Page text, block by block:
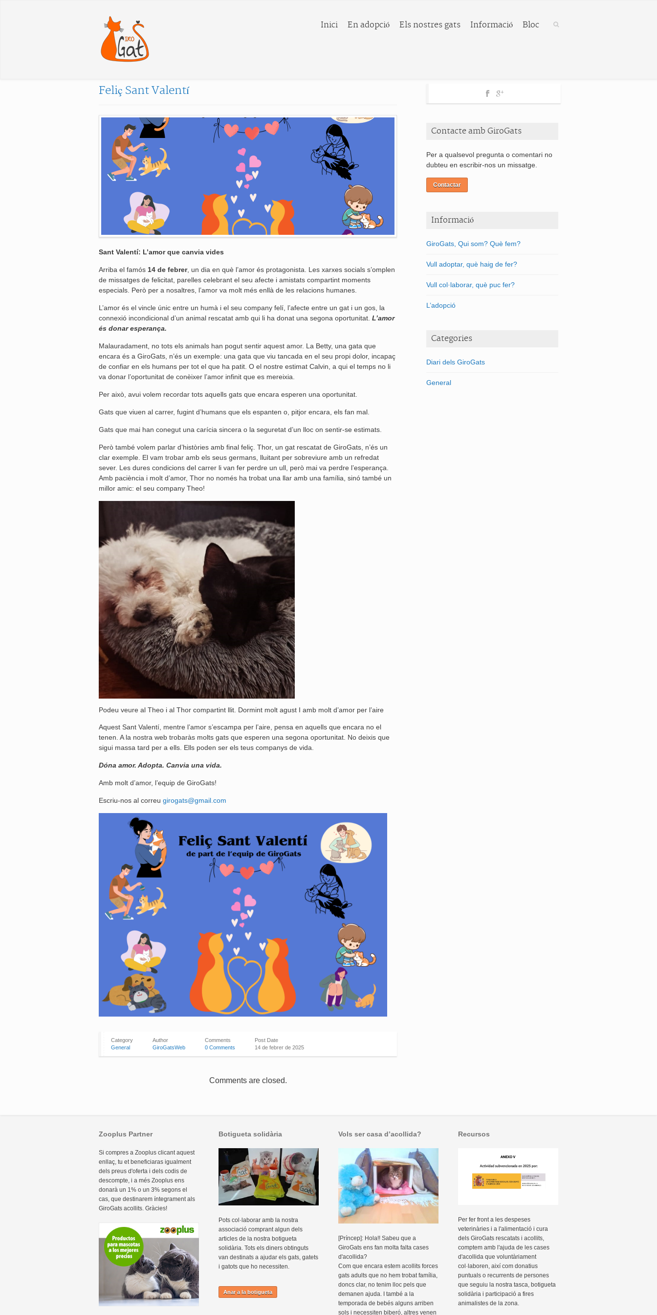
Inici En adopció Els nostres gats Informació Bloc
Feliç Sant Valentí
Sant Valentí: L’amor que canvia vides
Arriba el famós 14 de febrer, un dia en què l’amor és protagonista. Les xarxes socials s’omplen
de missatges de felicitat, parelles celebrant el seu afecte i amistats compartint moments
especials. Però per a nosaltres, l’amor va molt més enllà de les relacions humanes.
L’amor és el vincle únic entre un humà i el seu company felí, l’afecte entre un gat i un gos, la
connexió incondicional d’un animal rescatat amb qui li ha donat una segona oportunitat. L’amor
és donar esperança.
Malauradament, no tots els animals han pogut sentir aquest amor. La Betty, una gata que
encara és a GiroGats, n’és un exemple: una gata que viu tancada en el seu propi dolor, incapaç
de confiar en els humans per tot el que ha patit. O el nostre estimat Calvin, a qui el temps no li
va donar l’oportunitat de conèixer l’amor infinit que es mereixia.
Per això, avui volem recordar tots aquells gats que encara esperen una oportunitat.
Gats que viuen al carrer, fugint d’humans que els espanten o, pitjor encara, els fan mal.
Gats que mai han conegut una carícia sincera o la seguretat d’un lloc on sentir-se estimats.
Però també volem parlar d’històries amb final feliç. Thor, un gat rescatat de GiroGats, n’és un
clar exemple. El vam trobar amb els seus germans, lluitant per sobreviure amb un refredat
sever. Les dures condicions del carrer li van fer perdre un ull, però mai va perdre l’esperança.
Amb paciència i molt d’amor, Thor no només ha trobat una llar amb una família, sinó també un
millor amic: el seu company Theo!
Podeu veure al Theo i al Thor compartint llit. Dormint molt agust I amb molt d’amor per l’aire
Aquest Sant Valentí, mentre l’amor s’escampa per l’aire, pensa en aquells que encara no el
tenen. A la nostra web trobaràs molts gats que esperen una segona oportunitat. No deixis que
sigui massa tard per a ells. Ells poden ser els teus companys de vida.
Dóna amor. Adopta. Canvia una vida.
Amb molt d’amor, l’equip de GiroGats!
Escriu-nos al correu girogats@gmail.com
Category
General
Author
GiroGatsWeb
Comments
0 Comments
Post Date
14 de febrer de 2025
Comments are closed.
Contacte amb GiroGats
Per a qualsevol pregunta o comentari no
dubteu en escribir-nos un missatge.
Contactar
Informació
GiroGats, Qui som? Què fem?
Vull adoptar, què haig de fer?
Vull col·laborar, què puc fer?
L’adopció
Categories
Diari dels GiroGats
General
Zooplus Partner
Si compres a Zooplus clicant aquest
enllaç, tu et beneficiaras igualment
dels preus d'oferta i dels codis de
descompte, i a més Zooplus ens
donarà un 1% o un 3% segons el
cas, que destinarem íntegrament als
GiroGats acollits. Gràcies!
Botigueta solidària
Pots col·laborar amb la nostra
associació comprant algun dels
articles de la nostra botigueta
solidària. Tots els diners obtinguts
van destinats a ajudar els gats, gatets
i gatots que ho necessiten.
Anar a la botigueta
Vols ser casa d’acollida?
[Príncep]: Hola!! Sabeu que a
GiroGats ens fan molta falta cases
d'acollida?
Com que encara estem acollits forces
gats adults que no hem trobat família,
doncs clar, no tenim lloc pels que
demanen ajuda. I també a la
temporada de bebés alguns arriben
sols i necessiten biberó, altres venen
Recursos
Per fer front a les despeses
veterinàries i a l'alimentació i cura
dels GiroGats rescatats i acollits,
comptem amb l'ajuda de les cases
d'acollida que voluntàriament
col·laboren, així com donatius
puntuals o recurrents de persones
que seguiu la nostra tasca, botigueta
solidària i participació a fires
animalistes de la zona.